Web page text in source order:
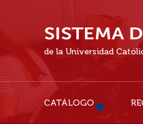
de la Universidad
CATÁLOGO